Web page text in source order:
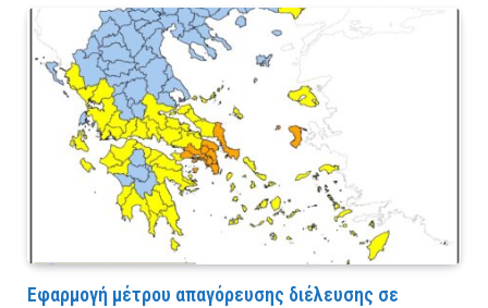
Εφαρμογή μέτρου απαγόρευσης διέλευσης σε